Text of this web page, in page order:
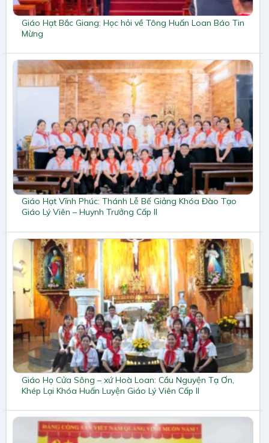
Giáo Hạt Bắc Giang: Học hỏi về Tông Huấn Loan Báo Tin
Mừng
Giáo Hạt Vĩnh Phúc: Thánh Lễ Bế Giảng Khóa Đào Tạo
Giáo Lý Viên – Huynh Trưởng Cấp II
Giáo Họ Cửa Sông – xứ Hoà Loan: Cầu Nguyện Tạ Ơn,
Khép Lại Khóa Huấn Luyện Giáo Lý Viên Cấp II